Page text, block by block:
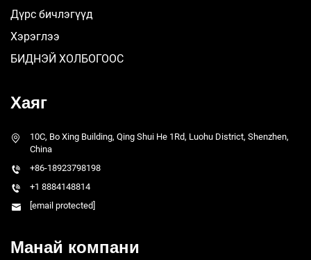
Дүрс бичлэгүүд
Хэрэглээ
БИДНЭЙ ХОЛБОГООС
Хаяг
10C, Bo Xing Building, Qing Shui He 1Rd, Luohu District, Shenzhen,
China
+86-18923798198
+1 8884148814
[email protected]
Манай компани